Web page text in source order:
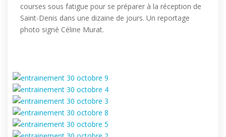
courses sous fatigue pour se préparer à la réception de
Saint-Denis dans une dizaine de jours. Un reportage
photo signé Céline Murat.